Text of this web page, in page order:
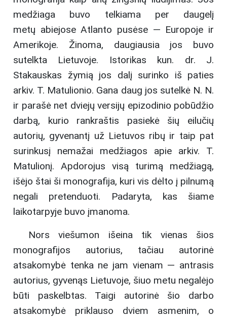
medžiaga buvo telkiama per daugelį
metų abiejose Atlanto pusėse — Europoje ir
Amerikoje. Žinoma, daugiausia jos buvo
sutelkta Lietuvoje. Istorikas kun. dr. J.
Stakauskas žymią jos dalį surinko iš paties
arkiv. T. Matulionio. Gana daug jos sutelkė N. N.
ir parašė net dviejų versijų epizodinio pobūdžio
darbą, kurio rankraštis pasiekė šių eilučių
autorių, gyvenantį už Lietuvos ribų ir taip pat
surinkusį nemažai medžiagos apie arkiv. T.
Matulionį. Apdorojus visą turimą medžiagą,
išėjo štai ši monografija, kuri vis dėlto į pilnumą
negali pretenduoti. Padaryta, kas šiame
laikotarpyje buvo įmanoma.
Nors viešumon išeina tik vienas šios
monografijos autorius, tačiau autorinė
atsakomybė tenka ne jam vienam — antrasis
autorius, gyvenąs Lietuvoje, šiuo metu negalėjo
būti paskelbtas. Taigi autorinė šio darbo
atsakomybė priklauso dviem asmenim, o